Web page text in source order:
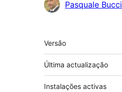
Contribuidores
Pasquale Bucci
Metadados
Versão
Última actualização
Instalações activas